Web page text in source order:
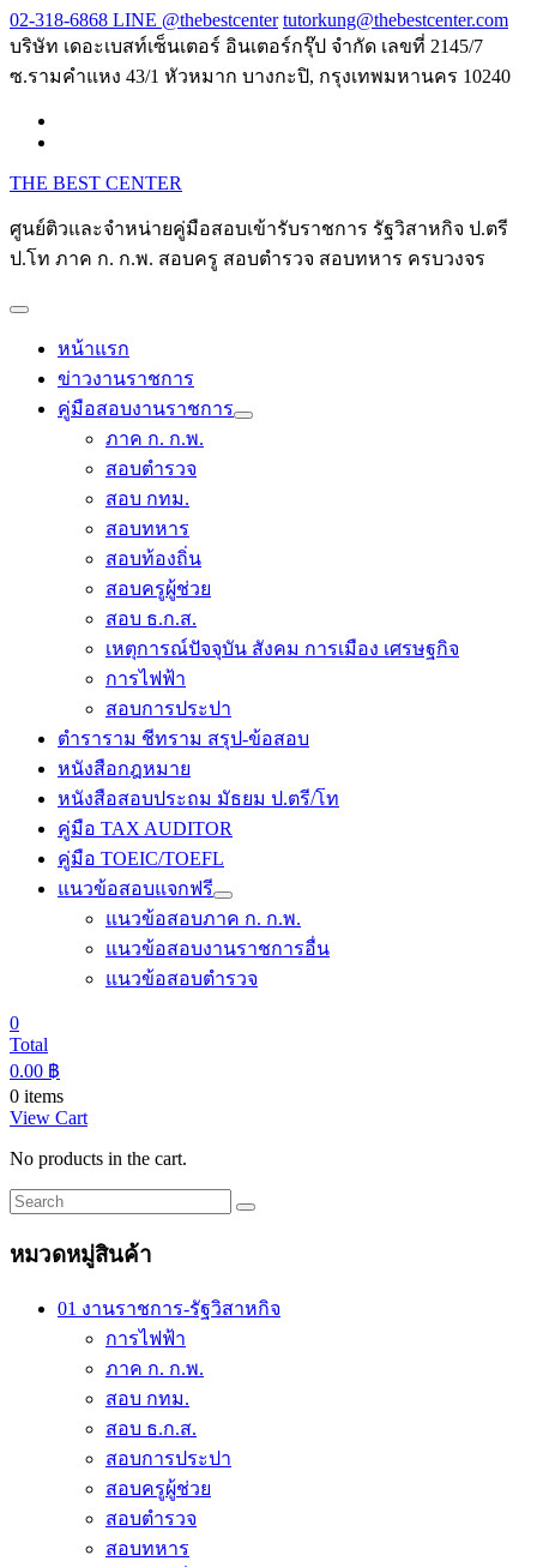
Skip
to
02-318-6868 LINE @thebestcenter tutorkung@thebestcenter.com
บริษัท เดอะเบสท์เซ็นเตอร์ อินเตอร์กรุ๊ป จำกัด เลขที่ 2145/7
ซ.รามคำแหง 43/1 หัวหมาก บางกะปิ, กรุงเทพมหานคร 10240
THE BEST CENTER
ศูนย์ติวและจำหน่ายคู่มือสอบเข้ารับราชการ รัฐวิสาหกิจ ป.ตรี
ป.โท ภาค ก. ก.พ. สอบครู สอบตำรวจ สอบทหาร ครบวงจร
หน้าแรก
ข่าวงานราชการ
คู่มือสอบงานราชการ
ภาค ก. ก.พ.
สอบตำรวจ
สอบ กทม.
สอบทหาร
สอบท้องถิ่น
สอบครูผู้ช่วย
สอบ ธ.ก.ส.
เหตุการณ์ปัจจุบัน สังคม การเมือง เศรษฐกิจ
การไฟฟ้า
สอบการประปา
ตำราราม ชีทราม สรุป-ข้อสอบ
หนังสือกฎหมาย
หนังสือสอบประถม มัธยม ป.ตรี/โท
คู่มือ TAX AUDITOR
คู่มือ TOEIC/TOEFL
แนวข้อสอบแจกฟรี
แนวข้อสอบภาค ก. ก.พ.
แนวข้อสอบงานราชการอื่น
แนวข้อสอบตำรวจ
0
Total
0.00 ฿
0 items
View Cart
No products in the cart.
หมวดหมู่สินค้า
01 งานราชการ-รัฐวิสาหกิจ
การไฟฟ้า
ภาค ก. ก.พ.
สอบ กทม.
สอบ ธ.ก.ส.
สอบการประปา
สอบครูผู้ช่วย
สอบตำรวจ
สอบทหาร